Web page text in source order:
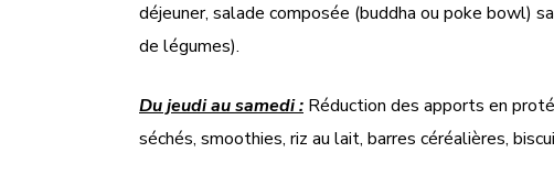
déjeuner, salade composée (buddha ou poke bowl)
de légumes).
Du jeudi au samedi : Réduction des apports en
séchés, smoothies, riz au lait, barres céréalières,